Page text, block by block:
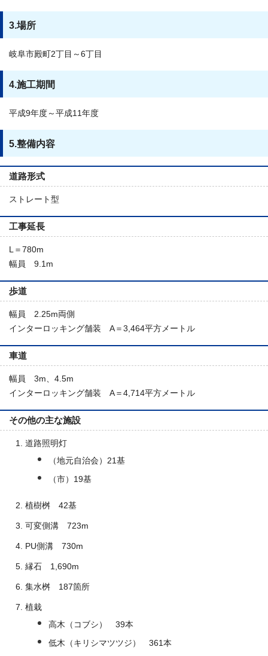
3.場所
岐阜市殿町2丁目～6丁目
4.施工期間
平成9年度～平成11年度
5.整備内容
道路形式
ストレート型
工事延長
L＝780m
幅員 9.1m
歩道
幅員 2.25m両側
インターロッキング舗装 A＝3,464平方メートル
車道
幅員 3m、4.5m
インターロッキング舗装 A＝4,714平方メートル
その他の主な施設
道路照明灯
（地元自治会）21基
（市）19基
植樹桝 42基
可変側溝 723m
PU側溝 730m
縁石 1,690m
集水桝 187箇所
植栽
高木（コブシ） 39本
低木（キリシマツツジ） 361本